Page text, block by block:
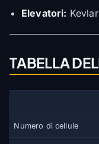
Elevatori:
TABELLA
Numero di cellule